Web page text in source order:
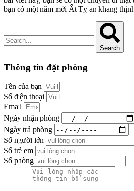
bạn có một năm mới Ất Tỵ an khang
Search
Thông tin đặt phòng
Tên của bạn
Số điện thoại
Email
Ngày nhận phòng
Ngày trả phòng
Số người lớn
Số trẻ em
Số phòng